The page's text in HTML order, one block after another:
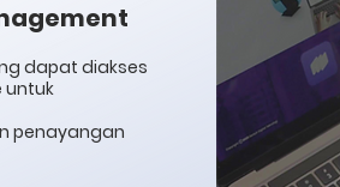
dapat diakses
untuk
penayangan